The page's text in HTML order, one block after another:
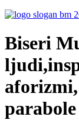
Biseri
parabole